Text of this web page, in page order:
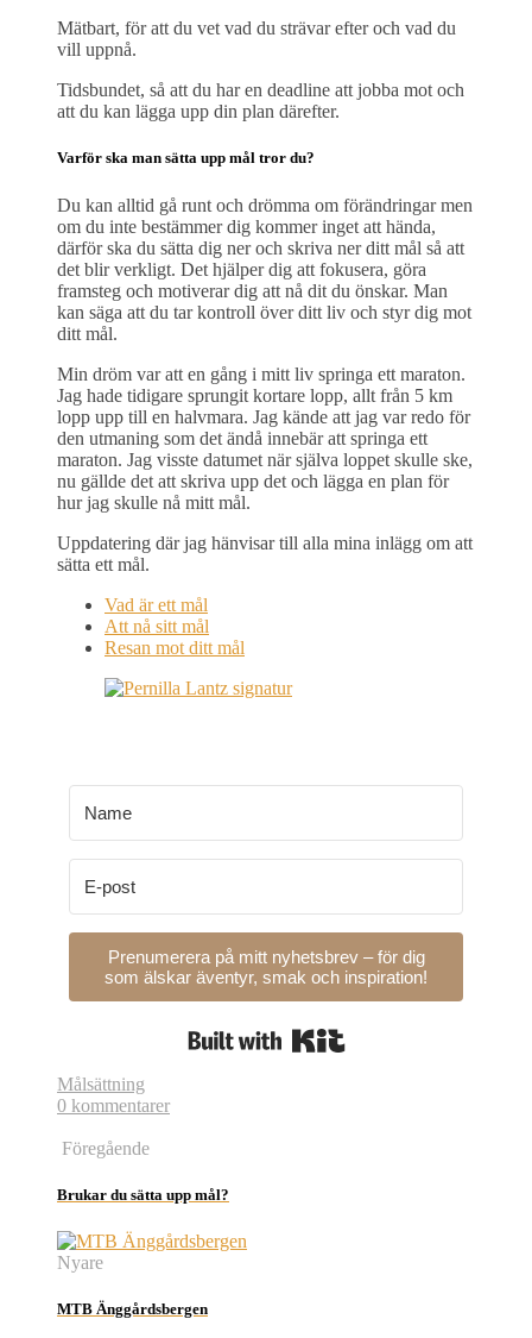
Mätbart, för att du vet vad du strävar efter och vad du
vill uppnå.
Tidsbundet, så att du har en deadline att jobba mot och
att du kan lägga upp din plan därefter.
Varför ska man sätta upp mål tror du?
Du kan alltid gå runt och drömma om förändringar men
om du inte bestämmer dig kommer inget att hända,
därför ska du sätta dig ner och skriva ner ditt mål så att
det blir verkligt. Det hjälper dig att fokusera, göra
framsteg och motiverar dig att nå dit du önskar. Man
kan säga att du tar kontroll över ditt liv och styr dig mot
ditt mål.
Min dröm var att en gång i mitt liv springa ett maraton.
Jag hade tidigare sprungit kortare lopp, allt från 5 km
lopp upp till en halvmara. Jag kände att jag var redo för
den utmaning som det ändå innebär att springa ett
maraton. Jag visste datumet när själva loppet skulle ske,
nu gällde det att skriva upp det och lägga en plan för
hur jag skulle nå mitt mål.
Uppdatering där jag hänvisar till alla mina inlägg om att
sätta ett mål.
Vad är ett mål
Att nå sitt mål
Resan mot ditt mål
Prenumerera på mitt nyhetsbrev – för dig
som älskar äventyr, smak och inspiration!
Målsättning
0 kommentarer
Föregående
Brukar du sätta upp mål?
Nyare
MTB Änggårdsbergen